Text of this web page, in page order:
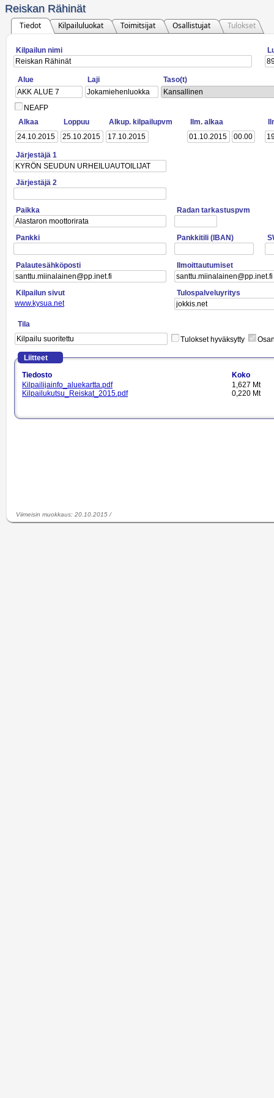
Reiskan Rähinät
Tiedot Kilpailuluokat Toimitsijat Osallistujat Tulokset
Kilpailun nimi
Alue Laji
Taso(t)
Kansallinen
NEAFP
Alkaa
Loppuu Alkup. kilpailupvm Ilm. alkaa
Järjestäjä 1
Järjestäjä 2
Paikka Radan tarkastuspvm
Pankki Pankkitili (IBAN)
Palautesähköposti Ilmoittautumiset
Kilpailun sivut
Tulospalveluyritys
www.kysua.net
Tila
Tulokset hyväksytty
Liitteet
Tiedosto
Koko
Kilpailijainfo_aluekartta.pdf
1,627 Mt
Kilpailukutsu_Reiskat_2015.pdf
0,220 Mt
Viimeisin muokkaus: 20.10.2015 /